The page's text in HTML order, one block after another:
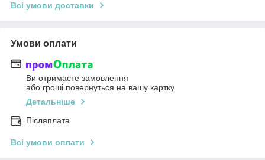
Всі умови доставки
Умови оплати
Ви отримаєте замовлення
або гроші повернуться на вашу картку
Детальніше
Післяплата
Всі умови оплати